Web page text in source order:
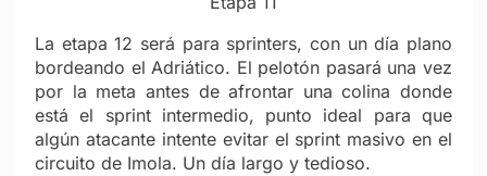
La etapa 12 será para sprinters, con un día plano
bordeando el Adriático. El pelotón pasará una vez
por la meta antes de afrontar una colina donde
está el sprint intermedio, punto ideal para que
algún atacante intente evitar el sprint masivo en el
circuito de Imola. Un día largo y tedioso.